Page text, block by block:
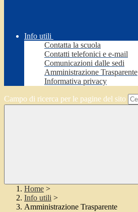
Info utili
Contatta la scuola
Contatti telefonici e e-mail
Comunicazioni dalle sedi
Amministrazione Trasparente
Informativa privacy
Campo di ricerca per le pagine del sito
Home >
Info utili >
Amministrazione Trasparente